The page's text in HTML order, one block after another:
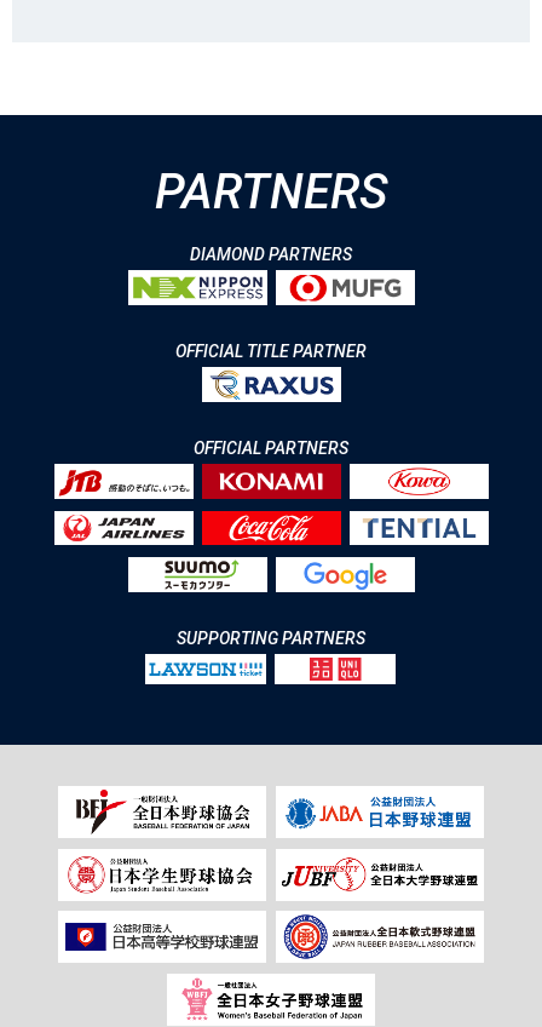
PARTNERS
DIAMOND PARTNERS
OFFICIAL TITLE PARTNER
OFFICIAL PARTNERS
SUPPORTING PARTNERS